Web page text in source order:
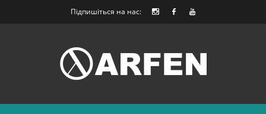
Підпишіться на нас: